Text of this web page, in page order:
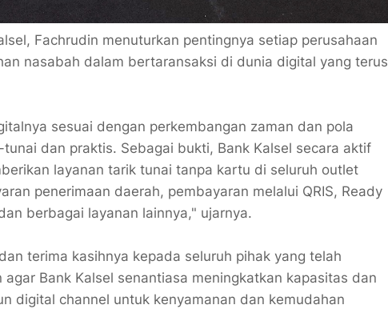
Fachrudin menuturkan pentingnya setiap perusahaan
nasabah dalam bertaransaksi di dunia digital yang terus
sesuai dengan perkembangan zaman dan pola
dan praktis. Sebagai bukti, Bank Kalsel secara aktif
layanan tarik tunai tanpa kartu di seluruh outlet
penerimaan daerah, pembayaran melalui QRIS, Ready
berbagai layanan lainnya," ujarnya.
terima kasihnya kepada seluruh pihak yang telah
Bank Kalsel senantiasa meningkatkan kapasitas dan
digital channel untuk kenyamanan dan kemudahan